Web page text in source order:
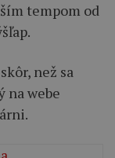
tempom od
než sa
na webe